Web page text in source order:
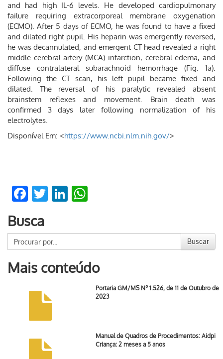
and had high IL-6 levels. He developed cardiopulmonary
failure requiring extracorporeal membrane oxygenation
(ECMO). After 5 days of ECMO, he was found to have a fixed
and dilated right pupil. His heparin was emergently reversed,
he was decannulated, and emergent CT head revealed a right
middle cerebral artery (MCA) infarction, cerebral edema, and
diffuse contralateral subarachnoid hemorrhage (Fig. 1a).
Following the CT scan, his left pupil became fixed and
dilated. The reversal of his paralytic revealed absent
brainstem reflexes and movement. Brain death was
confirmed 3 days later following normalization of his
electrolytes.
Disponível Em: <https://www.ncbi.nlm.nih.gov/>
Facebook
TwitterLinkedIn
Busca
Buscar
Mais conteúdo
Portaria GM/MS Nº 1.526, de 11 de Outubro de
2023
Manual de Quadros de Procedimentos: Aidpi
Criança: 2 meses a 5 anos